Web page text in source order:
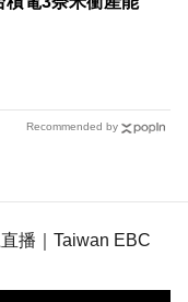
Recommended by
播｜Taiwan EBC